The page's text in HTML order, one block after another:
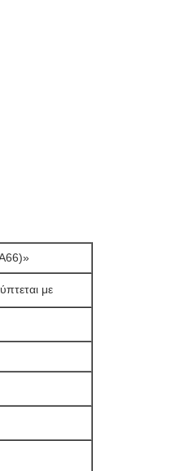
με